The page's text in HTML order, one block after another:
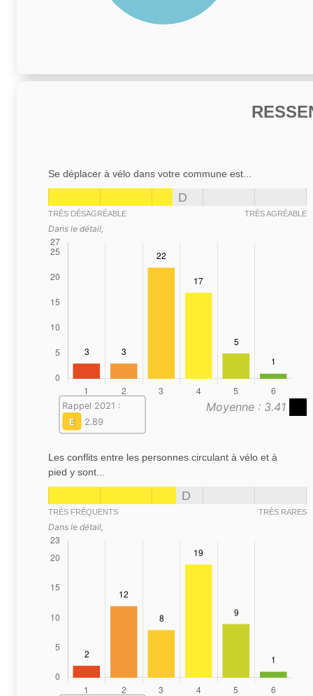
Se déplacer à vélo dans votre commune est...
D
TRÈS DÉSAGRÉABLE TRÈS AGRÉABLE
Dans le détail,
Moyenne : 3.41
Rappel 2021 :
E
2.89
Les conflits entre les personnes circulant à vélo et à
pied y sont...
D
TRÈS FRÉQUENTS TRÈS RARES
Dans le détail,